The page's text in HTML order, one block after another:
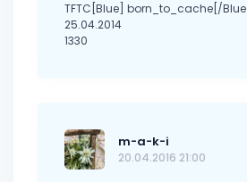
TFTC[Blue] born_to_cache[/Blue]
25.04.2014
1330
m-a-k-i
20.04.2016 21:00